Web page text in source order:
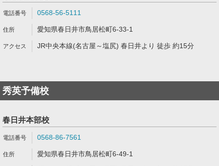
0568-56-5111
愛知県春日井市鳥居松町6-33-1
JR中央本線(名古屋～塩尻) 春日井より 徒歩 約15分
秀英予備校
春日井本部校
0568-86-7561
愛知県春日井市鳥居松町6-49-1